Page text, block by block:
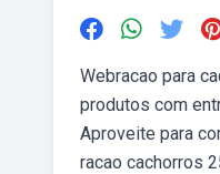
Webracao para
produtos com
Aproveite para
racao cachorros